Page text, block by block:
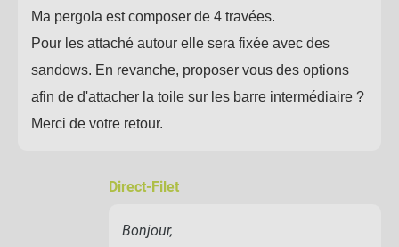
Ma pergola est composer de 4 travées.
Pour les attaché autour elle sera fixée avec des
sandows. En revanche, proposer vous des options
afin de d'attacher la toile sur les barre intermédiaire ?
Merci de votre retour.
Direct-Filet
Bonjour,